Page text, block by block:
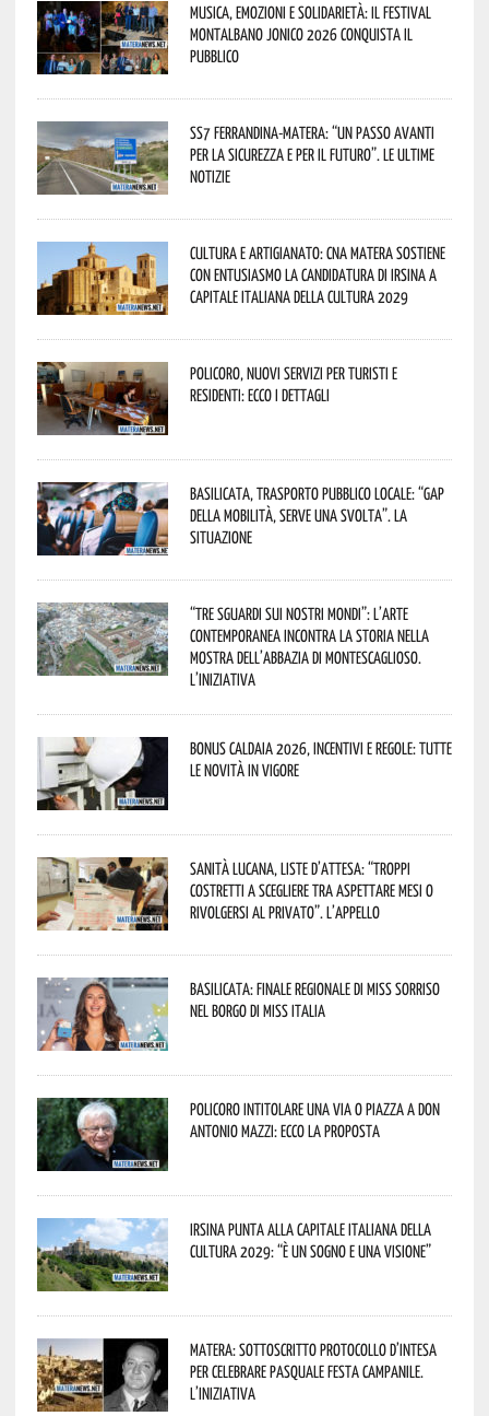
Musica, emozioni e solidarietà: il Festival
Montalbano Jonico 2026 conquista il
pubblico
SS7 Ferrandina-Matera: “Un passo avanti
per la sicurezza e per il futuro”. Le ultime
notizie
Cultura e Artigianato: CNA Matera sostiene
con entusiasmo la candidatura di Irsina a
Capitale Italiana della Cultura 2029
Policoro, nuovi servizi per turisti e
residenti: ecco i dettagli
Basilicata, trasporto pubblico locale: “Gap
della mobilità, serve una svolta”. La
situazione
“Tre Sguardi sui Nostri Mondi”: l’arte
contemporanea incontra la storia nella
mostra dell’Abbazia di Montescaglioso.
L’iniziativa
Bonus caldaia 2026, incentivi e regole: tutte
le novità in vigore
Sanità lucana, liste d’attesa: “Troppi
costretti a scegliere tra aspettare mesi o
rivolgersi al privato”. L’appello
Basilicata: finale regionale di Miss Sorriso
nel borgo di Miss Italia
Policoro intitolare una via o piazza a don
Antonio Mazzi: ecco la proposta
Irsina punta alla Capitale italiana della
Cultura 2029: “È un sogno e una visione”
Matera: sottoscritto protocollo d’intesa
per celebrare Pasquale Festa Campanile.
L’iniziativa